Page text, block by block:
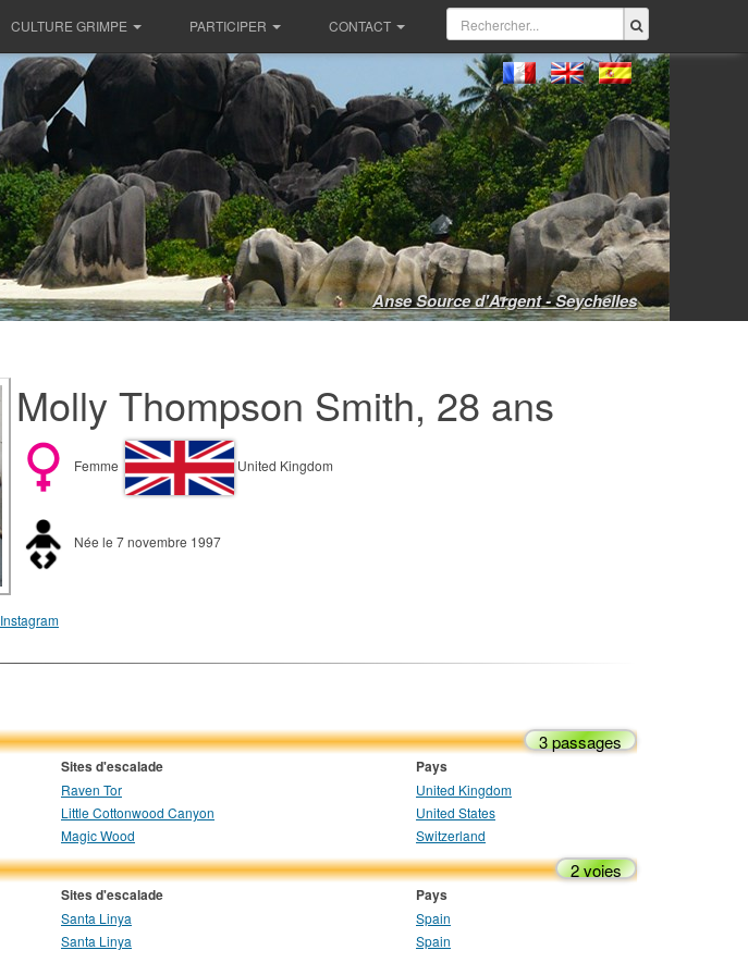
CULTURE GRIMPE PARTICIPER CONTACT
Anse Source d'Argent - Seychelles
Molly Thompson Smith, 28 ans
Femme United Kingdom
Née le 7 novembre 1997
Instagram
3 passages
Sites d'escalade Pays
Raven Tor
United Kingdom
Little Cottonwood Canyon
United States
Magic Wood Switzerland
2 voies
Sites d'escalade Pays
Santa Linya
Spain
Santa Linya Spain